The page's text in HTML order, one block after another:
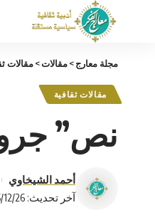
مجلة معارج>مقالات>مقالات
مقالات ثقافية
نص”
آخر تحديث: 2015/12/26 at 8:42 صباحًا
أحمد الشيخاوي